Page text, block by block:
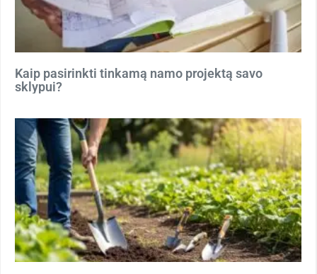
Kaip pasirinkti tinkamą namo projektą savo
sklypui?